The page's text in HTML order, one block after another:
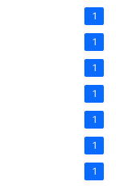
1
1
1
1
1
1
1